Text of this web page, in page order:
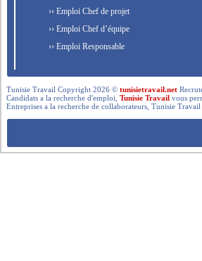
›› Emploi Chef de projet
›› Emploi Chef d’équipe
›› Emploi Responsable
Tunisie Travail Copyright 2026 ©tunisietravail.net
Candidats a la recherche d'emploi,Tunisie Travail vous
Entreprises a la recherche de collaborateurs, Tunisie